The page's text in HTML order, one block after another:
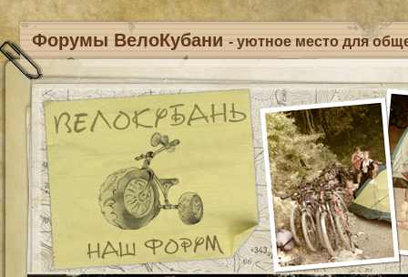
Форумы ВелоКубани - уютное место для